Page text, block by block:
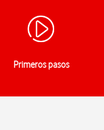
Primeros pasos